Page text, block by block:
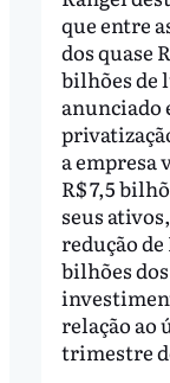
que entre
dos quase
bilhões de
anunciado
a empresa
R$ 7,5
seus
redução de
bilhões dos
relação ao
trimestre